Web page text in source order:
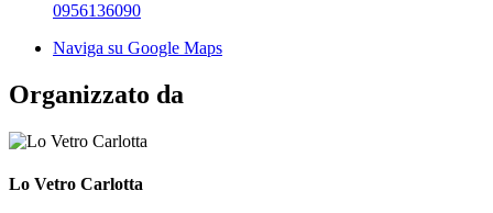
0956136090
Naviga su Google Maps
Organizzato da
Lo Vetro Carlotta